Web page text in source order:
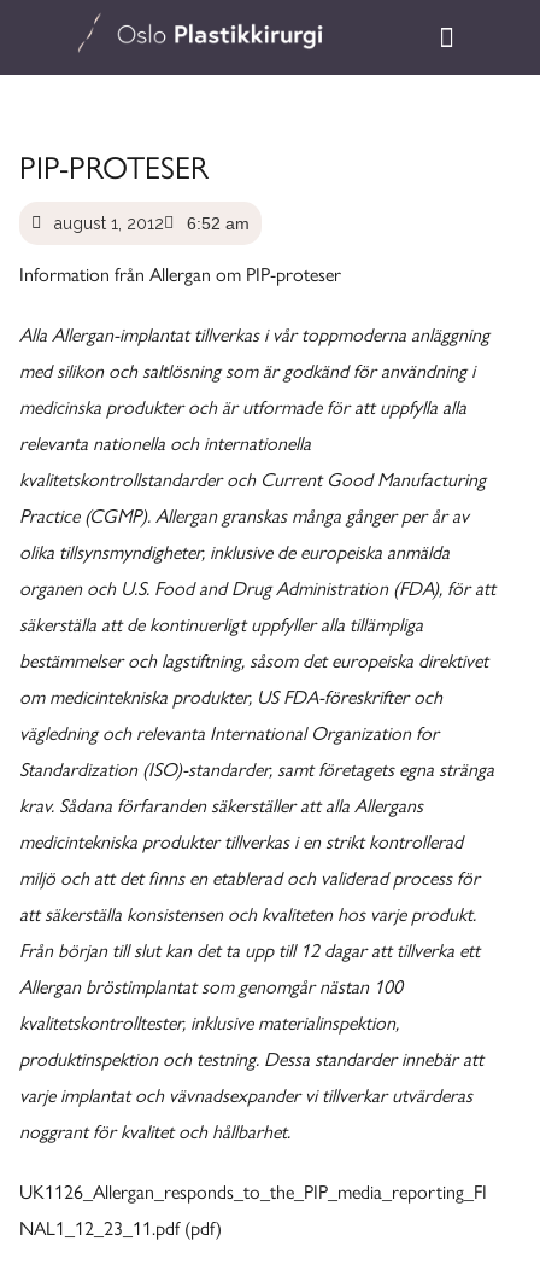
PIP-PROTESER
august 1, 2012 6:52 am
Information från Allergan om PIP-proteser
Alla Allergan-implantat tillverkas i vår toppmoderna anläggning
med silikon och saltlösning som är godkänd för användning i
medicinska produkter och är utformade för att uppfylla alla
relevanta nationella och internationella
kvalitetskontrollstandarder och Current Good Manufacturing
Practice (CGMP). Allergan granskas många gånger per år av
olika tillsynsmyndigheter, inklusive de europeiska anmälda
organen och U.S. Food and Drug Administration (FDA), för att
säkerställa att de kontinuerligt uppfyller alla tillämpliga
bestämmelser och lagstiftning, såsom det europeiska direktivet
om medicintekniska produkter, US FDA-föreskrifter och
vägledning och relevanta International Organization for
Standardization (ISO)-standarder, samt företagets egna stränga
krav. Sådana förfaranden säkerställer att alla Allergans
medicintekniska produkter tillverkas i en strikt kontrollerad
miljö och att det finns en etablerad och validerad process för
att säkerställa konsistensen och kvaliteten hos varje produkt.
Från början till slut kan det ta upp till 12 dagar att tillverka ett
Allergan bröstimplantat som genomgår nästan 100
kvalitetskontrolltester, inklusive materialinspektion,
produktinspektion och testning. Dessa standarder innebär att
varje implantat och vävnadsexpander vi tillverkar utvärderas
noggrant för kvalitet och hållbarhet.
UK1126_Allergan_responds_to_the_PIP_media_reporting_FI
NAL1_12_23_11.pdf (pdf)